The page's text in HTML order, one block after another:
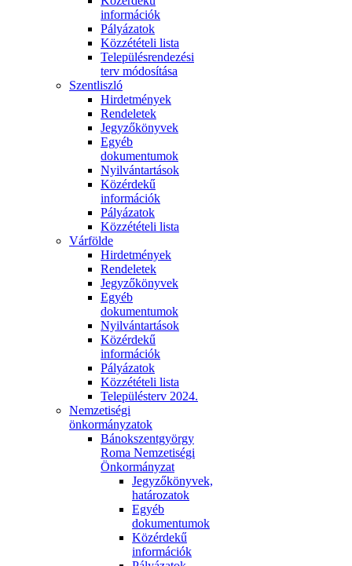
információk
Pályázatok
Közzétételi lista
Településrendezési
terv módosítása
Szentliszló
Hirdetmények
Rendeletek
Jegyzőkönyvek
Egyéb
dokumentumok
Nyilvántartások
Közérdekű
információk
Pályázatok
Közzétételi lista
Várfölde
Hirdetmények
Rendeletek
Jegyzőkönyvek
Egyéb
dokumentumok
Nyilvántartások
Közérdekű
információk
Pályázatok
Közzétételi lista
Településterv 2024.
Nemzetiségi
önkormányzatok
Bánokszentgyörgy
Roma Nemzetiségi
Önkormányzat
Jegyzőkönyvek,
határozatok
Egyéb
dokumentumok
Közérdekű
információk